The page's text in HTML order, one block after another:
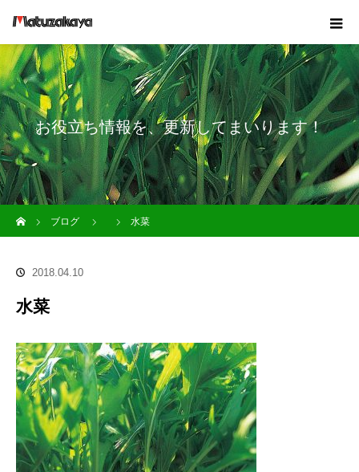
お役立ち情報を、更新してまいります！
ブログ
水菜
2018.04.10
水菜